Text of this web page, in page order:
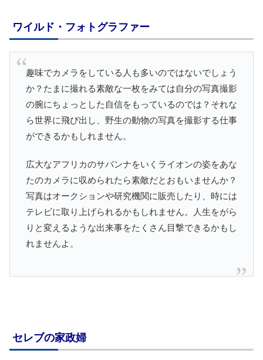
ワイルド・フォトグラファー
趣味でカメラをしている人も多いのではないでしょう
か？たまに撮れる素敵な一枚をみては自分の写真撮影
の腕にちょっとした自信をもっているのでは？それな
ら世界に飛び出し、野生の動物の写真を撮影する仕事
ができるかもしれません。
広大なアフリカのサバンナをいくライオンの姿をあな
たのカメラに収められたら素敵だとおもいませんか？
写真はオークションや研究機関に販売したり、時には
テレビに取り上げられるかもしれません。人生をがら
りと変えるような出来事をたくさん目撃できるかもし
れませんよ。
セレブの家政婦